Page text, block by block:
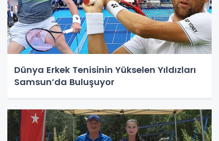
Dünya Erkek Tenisinin Yükselen Yıldızları
Samsun’da Buluşuyor